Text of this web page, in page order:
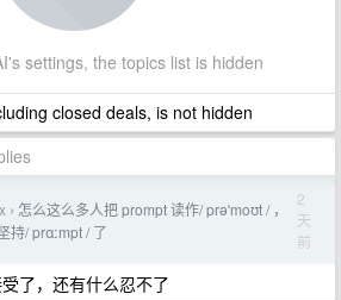
settings, the topics list is hidden
closed deals, is not hidden
› 怎么这么多人把 prompt 读作/ prəˈmoʊt / ，
持/ prɑːmpt / 了
2
天
前
了，还有什么忍不了